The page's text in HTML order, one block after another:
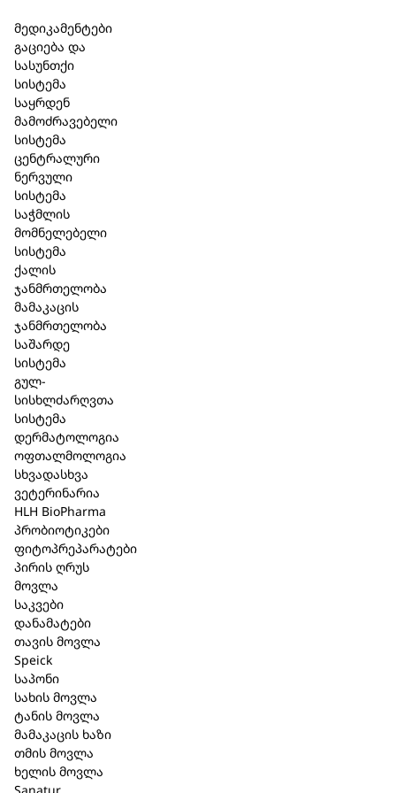
მედიკამენტები
გაციება და
სასუნთქი
სისტემა
საყრდენ
მამოძრავებელი
სისტემა
ცენტრალური
ნერვული
სისტემა
საჭმლის
მომნელებელი
სისტემა
ქალის
ჯანმრთელობა
მამაკაცის
ჯანმრთელობა
საშარდე
სისტემა
გულ-
სისხლძარღვთა
სისტემა
დერმატოლოგია
ოფთალმოლოგია
სხვადასხვა
ვეტერინარია
HLH BioPharma
პრობიოტიკები
ფიტოპრეპარატები
პირის ღრუს
მოვლა
საკვები
დანამატები
თავის მოვლა
Speick
საპონი
სახის მოვლა
ტანის მოვლა
მამაკაცის ხაზი
თმის მოვლა
ხელის მოვლა
Bioturm – ვერცხლის ლოსიონი
150 მლ. (112)
კატეგორია:Bioturm
მოკლე აღწერა
კანის ტიპი: დაზიანებული კანი, კომბინირებული
კანი, გაღიზიანებული კანი, ნეიროდერმატიტი,
ფსორიაზი, მგრძნობიარე კანი.
ვერცხლის ლოსიონი No.36 ამშვიდებს
დაზიანებულ კანს და აცხრობს ქავილის
შეგრძნებას. სუფთა მცენარეული ზეთები
უზრუნველყოფს კანის ტენიანობას. გაღიზიანება
მცირდება და კანი მშვიდდება.